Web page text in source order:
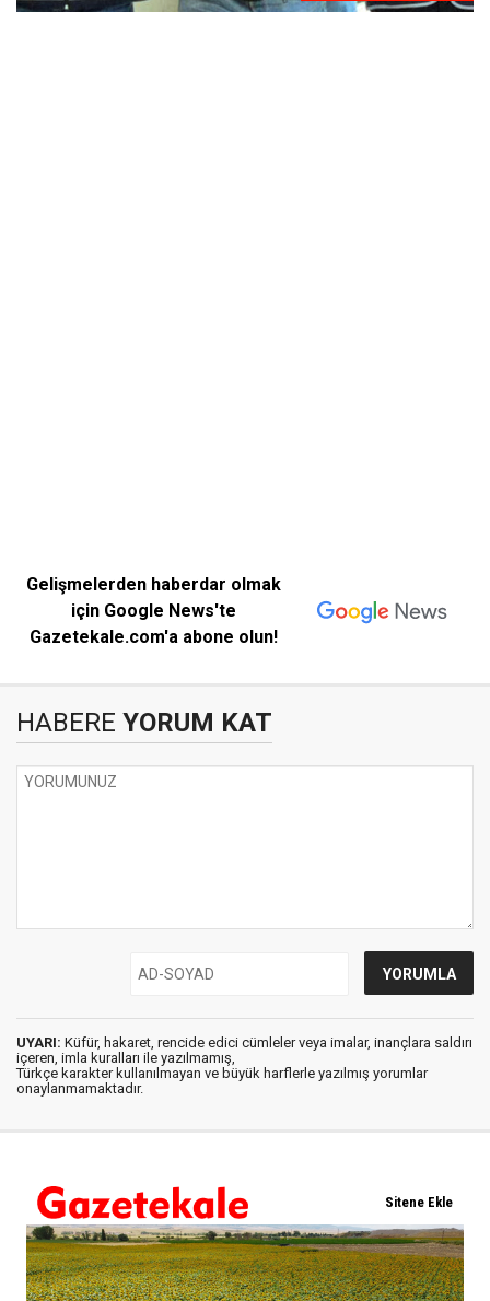
Gelişmelerden haberdar olmak
için Google News'te
Gazetekale.com'a abone olun!
HABERE YORUM KAT
UYARI: Küfür, hakaret, rencide edici cümleler veya imalar, inançlara saldırı
içeren, imla kuralları ile yazılmamış,
Türkçe karakter kullanılmayan ve büyük harflerle yazılmış yorumlar
onaylanmamaktadır.